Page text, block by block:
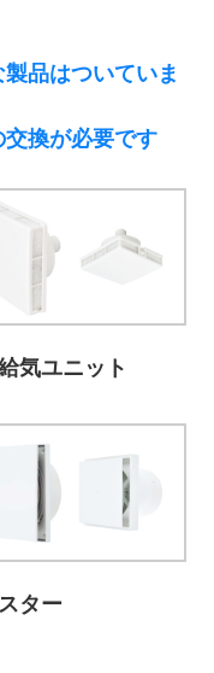
品はついていま
換が必要です
気ユニット
ター